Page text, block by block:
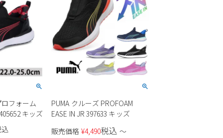
フォーム
キッズ
PUMA クルーズ PROFOAM
EASE IN JR 397633 キッズ
販売価格 ¥4,490税込 〜